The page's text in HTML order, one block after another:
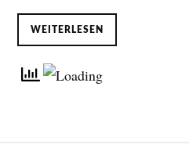
WEITERLESEN